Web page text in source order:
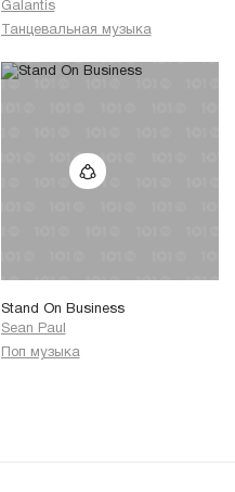
Galantis
Танцевальная музыка
Stand On Business
Sean Paul
Поп музыка